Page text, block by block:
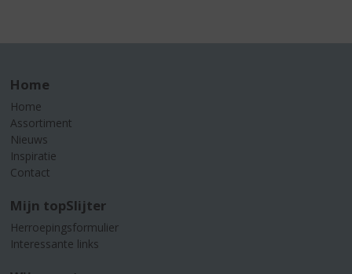
Home
Home
Assortiment
Nieuws
Inspiratie
Contact
Mijn topSlijter
Herroepingsformulier
Interessante links